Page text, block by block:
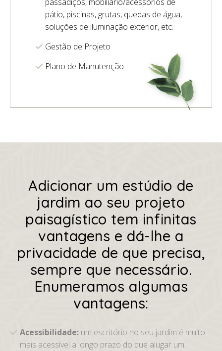
pátio, piscinas, grutas, quedas de água,
soluções de iluminação exterior, etc.
Gestão de Projeto
Plano de Manutenção
Adicionar um estúdio de
jardim ao seu projeto
paisagístico tem infinitas
vantagens e dá-lhe a
privacidade de que precisa,
sempre que necessário.
Enumeramos algumas
vantagens:
Acessibilidade: um escritório no seu jardim é muito
mais acessível a longo prazo do que alugar um